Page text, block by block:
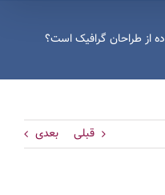
از طراحان گرافیک است؟
قبلی بعدی